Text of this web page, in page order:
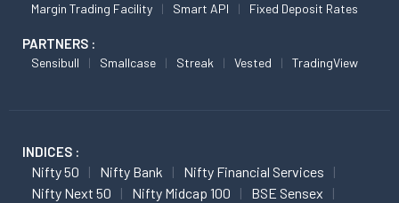
Margin Trading Facility
Smart API Fixed Deposit Rates
PARTNERS :
Sensibull Smallcase Streak Vested TradingView
INDICES :
Nifty 50 Nifty Bank
Nifty Financial Services
Nifty Next 50
Nifty Midcap 100
BSE Sensex